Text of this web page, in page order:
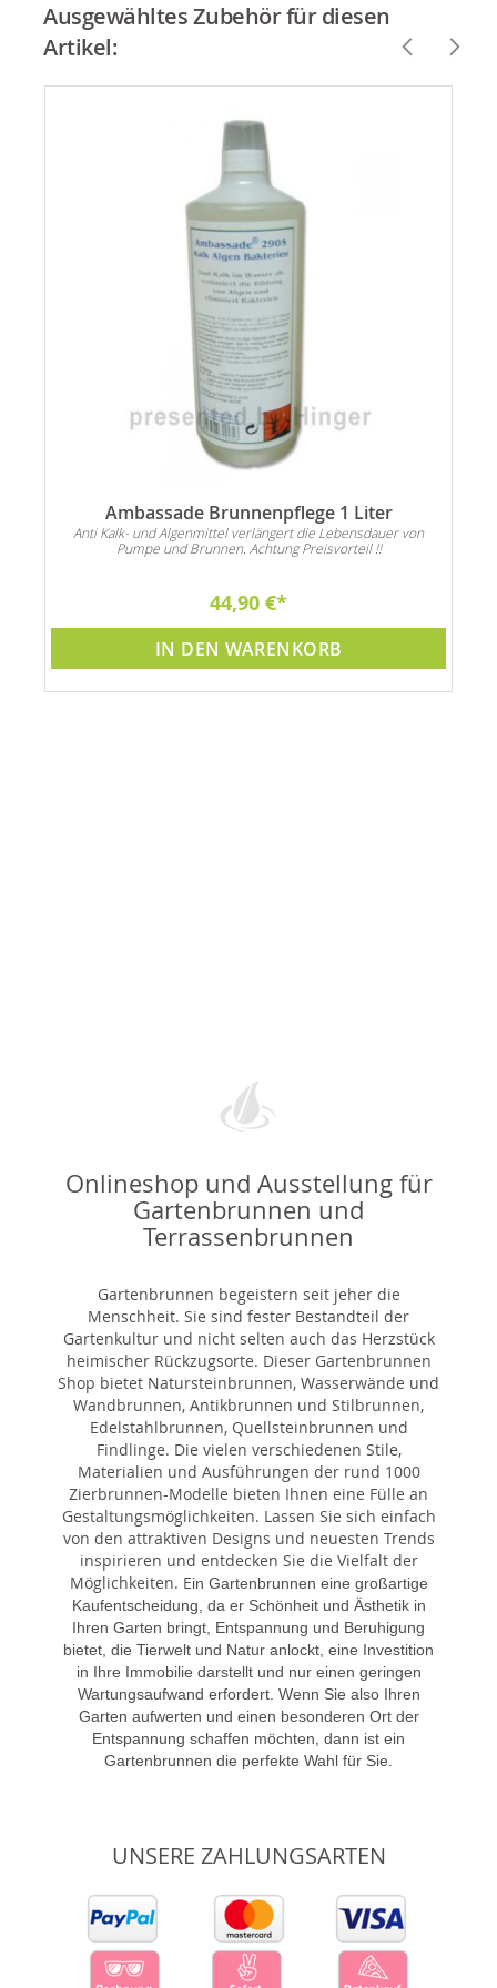
Ausgewähltes Zubehör für diesen
Artikel:
Ambassade Brunnenpflege 1 Liter
Anti Kalk- und Algenmittel verlängert die Lebensdauer von
Pumpe und Brunnen. Achtung Preisvorteil !!
44,90 €
IN DEN WARENKORB
Onlineshop und Ausstellung für
Gartenbrunnen und
Terrassenbrunnen
Gartenbrunnen begeistern seit jeher die
Menschheit. Sie sind fester Bestandteil der
Gartenkultur und nicht selten auch das Herzstück
heimischer Rückzugsorte. Dieser Gartenbrunnen
Shop bietet Natursteinbrunnen, Wasserwände und
Wandbrunnen, Antikbrunnen und Stilbrunnen,
Edelstahlbrunnen, Quellsteinbrunnen und
Findlinge. Die vielen verschiedenen Stile,
Materialien und Ausführungen der rund 1000
Zierbrunnen-Modelle bieten Ihnen eine Fülle an
Gestaltungsmöglichkeiten. Lassen Sie sich einfach
von den attraktiven Designs und neuesten Trends
inspirieren und entdecken Sie die Vielfalt der
Möglichkeiten. Ein Gartenbrunnen eine großartige
Kaufentscheidung, da er Schönheit und Ästhetik in
Ihren Garten bringt, Entspannung und Beruhigung
bietet, die Tierwelt und Natur anlockt, eine Investition
in Ihre Immobilie darstellt und nur einen geringen
Wartungsaufwand erfordert. Wenn Sie also Ihren
Garten aufwerten und einen besonderen Ort der
Entspannung schaffen möchten, dann ist ein
Gartenbrunnen die perfekte Wahl für Sie.
UNSERE ZAHLUNGSARTEN